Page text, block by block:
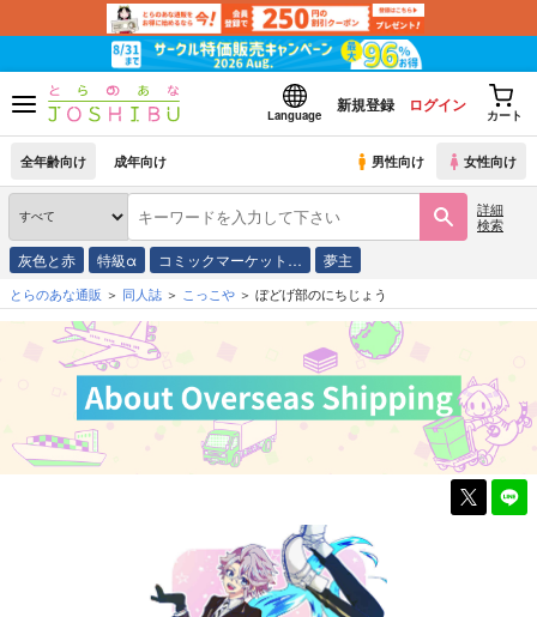
Language
新規登録 ログイン
カート
全年齢向け 成年向け 男性向け 女性向け
詳細
検索
灰色と赤 特級α コミックマーケット… 夢主
とらのあな通販 同人誌 こっこや ぼどげ部のにちじょう